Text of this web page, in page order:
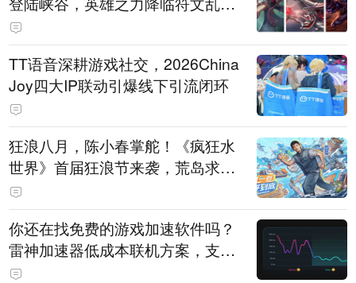
斗！
TT语音深耕游戏社交，2026China
Joy四大IP联动引爆线下引流闭环
狂浪八月，陈小春掌舵！《疯狂水
世界》首届狂浪节来袭，荒岛求生
直播即将开启
你还在找免费的游戏加速软件吗？
雷神加速器低成本联机方案，支持
免费试用